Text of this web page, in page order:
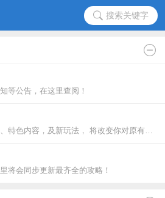
搜索关键字
等公告，在这里查阅！
介绍月见魔力设置、特色内容，及新玩法， 将改变你对原有魔力的认知！
将会同步更新最齐全的攻略！